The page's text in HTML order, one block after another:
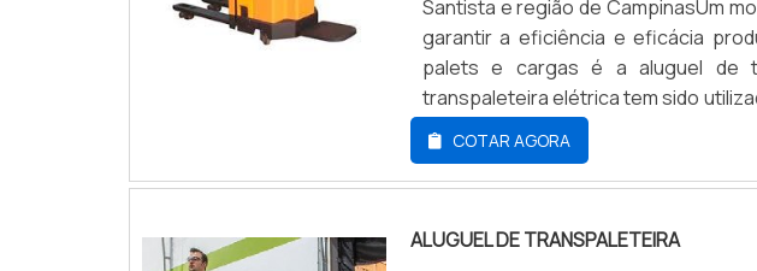
Santista e região de CampinasUm
garantir a eficiência e eficácia
palets e cargas é a aluguel de
transpaleteira elétrica tem sido
redor de todo o Brasil, por ser um
maior ...
COTAR AGORA
ALUGUEL DE TRANSPALETEIRA